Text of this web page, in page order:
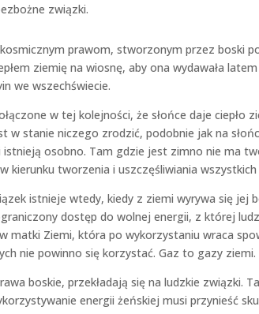
związki.
prawom, stworzonym przez boski
ziemię na wiosnę, aby ona wydawała
we wszechświecie.
w tej kolejności, że słońce daje ciepło
w stanie niczego zrodzić, podobnie jak na
osobno. Tam gdzie jest zimno nie ma
kierunku tworzenia i uszczęśliwiania
istnieje wtedy, kiedy z ziemi wyrywa się jej
dostęp do wolnej energii, z której
matki Ziemi, która po wykorzystaniu wraca
nie powinno się korzystać. Gaz to gazy
boskie, przekładają się na ludzkie związki.
energii żeńskiej musi przynieść